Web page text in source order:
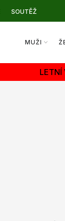
SOUTĚŽ
MUŽI
LETNÍ